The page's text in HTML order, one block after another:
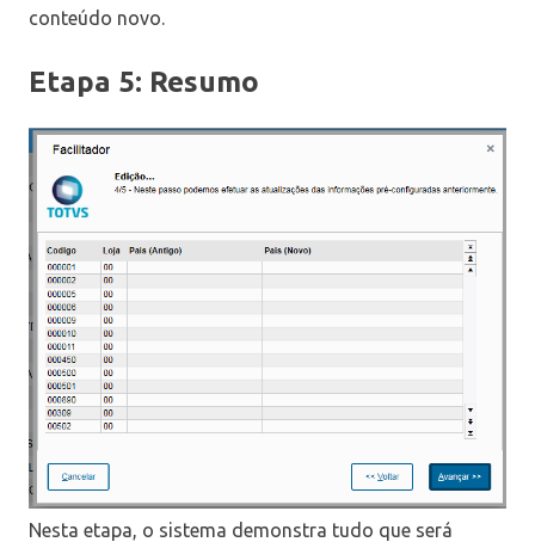
conteúdo novo.
Etapa 5: Resumo
Nesta etapa, o sistema demonstra tudo que será